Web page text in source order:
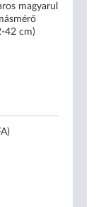
magyarul
42 cm)